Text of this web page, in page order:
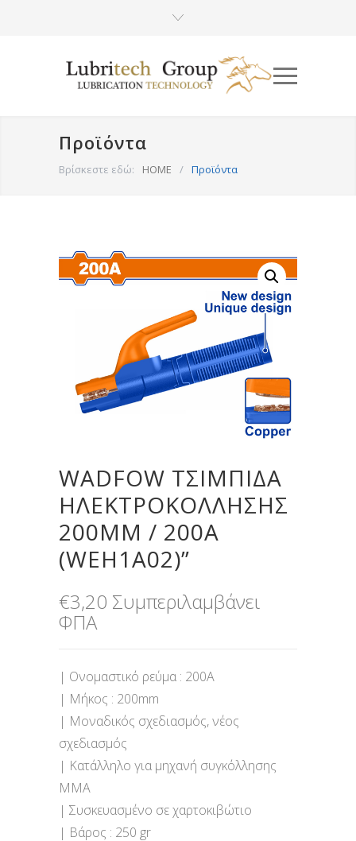
Προϊόντα
Βρίσκεστε εδώ: HOME / Προϊόντα
WADFOW ΤΣΙΜΠΙΔΑ
ΗΛΕΚΤΡΟΚΟΛΛΗΣΗΣ
200MM / 200Α
(WEH1A02)”
€3,20 Συμπεριλαμβάνει
ΦΠΑ
| Ονομαστικό ρεύμα : 200A
| Μήκος : 200mm
| Μοναδικός σχεδιασμός, νέος
σχεδιασμός
| Κατάλληλο για μηχανή συγκόλλησης
ΜΜΑ
| Συσκευασμένο σε χαρτοκιβώτιο
| Βάρος : 250 gr